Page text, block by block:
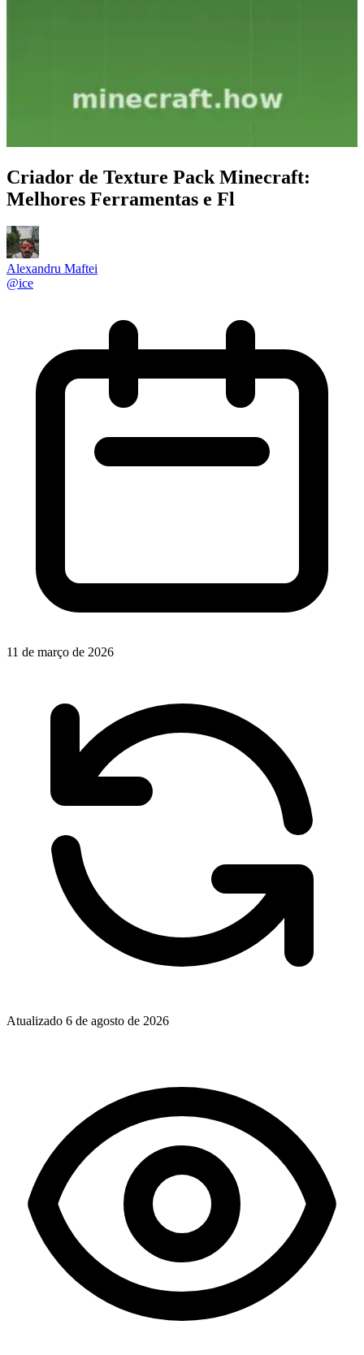
Criador de Texture Pack Minecraft:
Melhores Ferramentas e Fl
Alexandru Maftei
@ice
11 de março de 2026
Atualizado 6 de agosto de 2026